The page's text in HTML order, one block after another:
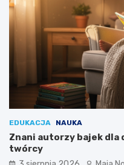
EDUKACJA NAUKA
Znani autorzy bajek dla
twórcy